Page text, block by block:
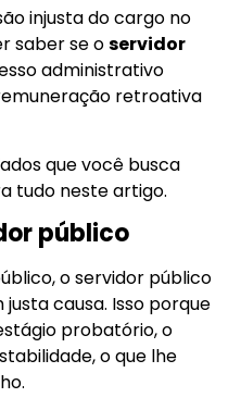
injusta do cargo no
saber se oservidor
administrativo
retroativa
que você busca
tudo neste artigo.
público
o servidor público
causa. Isso porque
probatório, o
o que lhe